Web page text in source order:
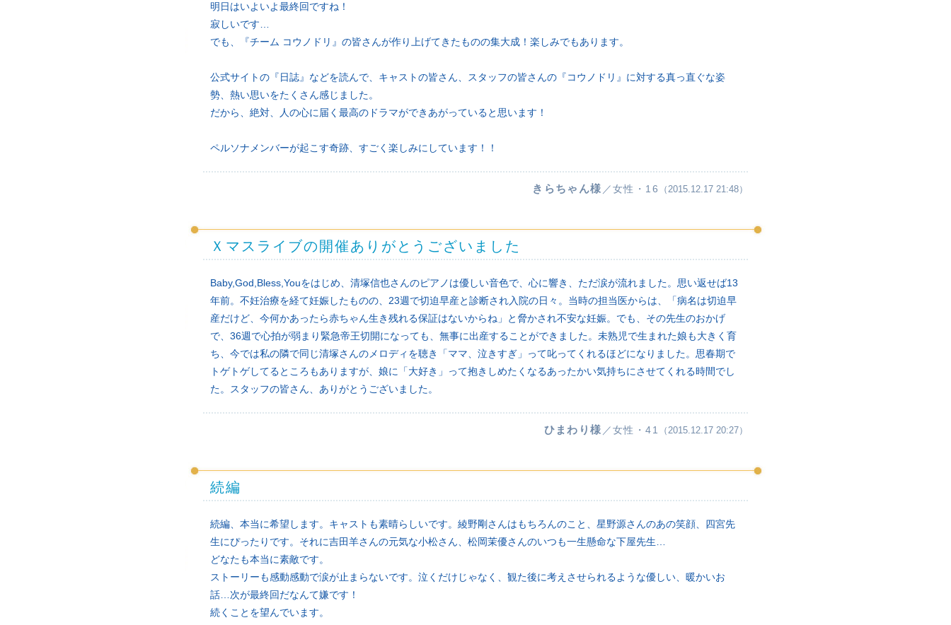
明日はいよいよ最終回ですね！
寂しいです…
でも、『チーム コウノドリ』の皆さんが作り上げてきたものの集大成！楽しみでもあります。
公式サイトの『日誌』などを読んで、キャストの皆さん、スタッフの皆さんの『コウノドリ』に対する真っ直ぐな姿
勢、熱い思いをたくさん感じました。
だから、絶対、人の心に届く最高のドラマができあがっていると思います！
ペルソナメンバーが起こす奇跡、すごく楽しみにしています！！
きらちゃん様 ／女性・16 （2015.12.17 21:48）
Ｘマスライブの開催ありがとうございました
Baby,God,Bless,Youをはじめ、清塚信也さんのピアノは優しい音色で、心に響き、ただ涙が流れました。思い返せば13
年前。不妊治療を経て妊娠したものの、23週で切迫早産と診断され入院の日々。当時の担当医からは、「病名は切迫早
産だけど、今何かあったら赤ちゃん生き残れる保証はないからね」と脅かされ不安な妊娠。でも、その先生のおかげ
で、36週で心拍が弱まり緊急帝王切開になっても、無事に出産することができました。未熟児で生まれた娘も大きく育
ち、今では私の隣で同じ清塚さんのメロディを聴き「ママ、泣きすぎ」って叱ってくれるほどになりました。思春期で
トゲトゲしてるところもありますが、娘に「大好き」って抱きしめたくなるあったかい気持ちにさせてくれる時間でし
た。スタッフの皆さん、ありがとうございました。
ひまわり様 ／女性・41 （2015.12.17 20:27）
続編
続編、本当に希望します。キャストも素晴らしいです。綾野剛さんはもちろんのこと、星野源さんのあの笑顔、四宮先
生にぴったりです。それに吉田羊さんの元気な小松さん、松岡茉優さんのいつも一生懸命な下屋先生…
どなたも本当に素敵です。
ストーリーも感動感動で涙が止まらないです。泣くだけじゃなく、観た後に考えさせられるような優しい、暖かいお
話…次が最終回だなんて嫌です！
続くことを望んでいます。